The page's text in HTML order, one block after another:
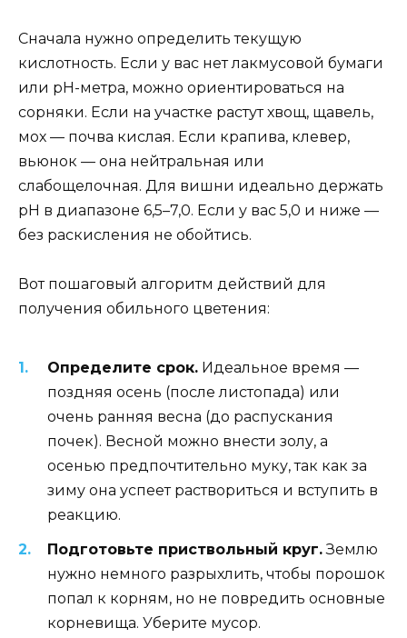
Сначала нужно определить текущую
кислотность. Если у вас нет лакмусовой бумаги
или pH-метра, можно ориентироваться на
сорняки. Если на участке растут хвощ, щавель,
мох — почва кислая. Если крапива, клевер,
вьюнок — она нейтральная или
слабощелочная. Для вишни идеально держать
pH в диапазоне 6,5–7,0. Если у вас 5,0 и ниже —
без раскисления не обойтись.
Вот пошаговый алгоритм действий для
получения обильного цветения:
Определите срок. Идеальное время —
поздняя осень (после листопада) или
очень ранняя весна (до распускания
почек). Весной можно внести золу, а
осенью предпочтительно муку, так как за
зиму она успеет раствориться и вступить в
реакцию.
Подготовьте приствольный круг.Землю
нужно немного разрыхлить, чтобы порошок
попал к корням, но не повредить основные
корневища. Уберите мусор.